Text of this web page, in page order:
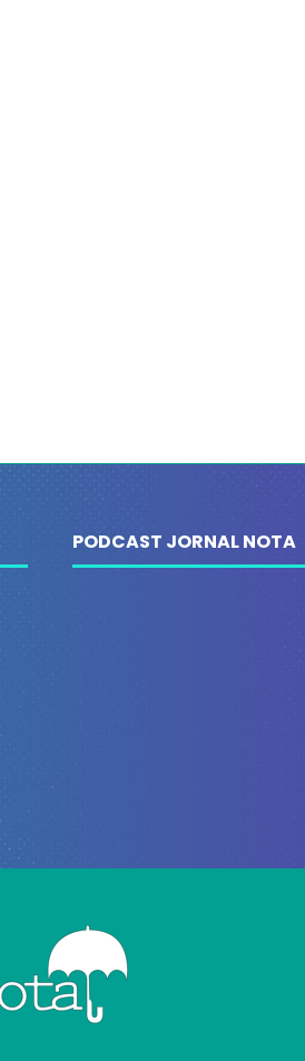
PODCAST JORNAL NOTA